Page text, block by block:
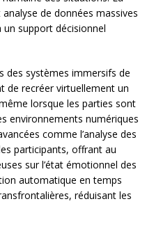
de données massives
un support décisionnel
des systèmes immersifs de
de recréer virtuellement un
lorsque les parties sont
environnements numériques
comme l’analyse des
participants, offrant au
sur l’état émotionnel des
automatique en temps
réduisant les